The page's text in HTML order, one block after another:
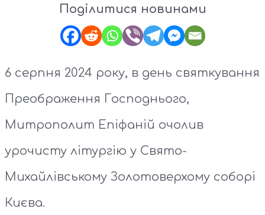
Поділитися новинами
6 серпня 2024 року, в день святкування
Преображення Господнього,
Митрополит Епіфаній очолив
урочисту літургію у Свято-
Михайлівському Золотоверхому соборі
Києва.